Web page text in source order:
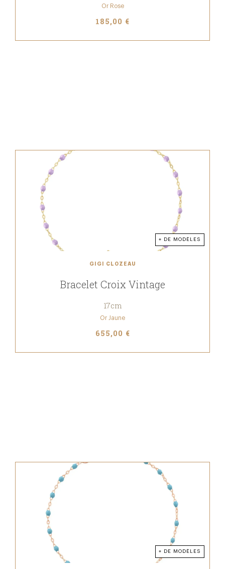
Or Rose
185,00 €
+ DE MODÈLES
GIGI CLOZEAU
Bracelet Croix Vintage
17cm
Or Jaune
655,00 €
+ DE MODÈLES